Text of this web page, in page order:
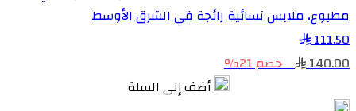
مطبوع، ملابس نسائية رائجة في الشرق الأوسط
111.50
140.00
خصم 21%
أضف إلى السلة